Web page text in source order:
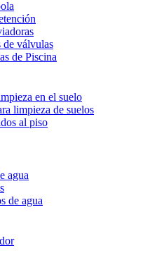
de válvulas
de Piscina
en el suelo
limpieza de suelos
al piso
agua
de agua